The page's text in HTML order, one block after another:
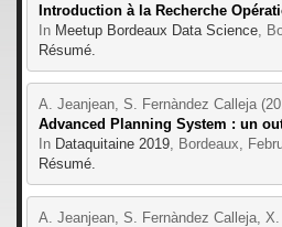
Introduction à la Recherche
In Meetup Bordeaux Data Science,
Résumé.
A. Jeanjean, S. Fernàndez Calleja
Advanced Planning System : un
In Dataquitaine 2019, Bordeaux,
Résumé.
A. Jeanjean, S. Fernàndez Calleja, X.